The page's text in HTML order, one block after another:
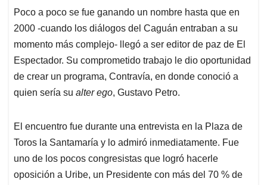
Poco a poco se fue ganando un nombre hasta que en
2000 -cuando los diálogos del Caguán entraban a su
momento más complejo- llegó a ser editor de paz de El
Espectador. Su comprometido trabajo le dio oportunidad
de crear un programa, Contravía, en donde conoció a
quien sería su alter ego, Gustavo Petro.
El encuentro fue durante una entrevista en la Plaza de
Toros la Santamaría y lo admiró inmediatamente. Fue
uno de los pocos congresistas que logró hacerle
oposición a Uribe, un Presidente con más del 70 % de